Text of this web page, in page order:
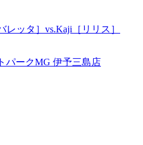
レッタ］vs.Kaji［リリス］
パークMG 伊予三島店